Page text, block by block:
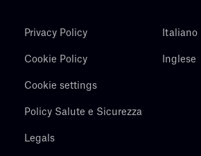
Privacy Policy
Cookie Policy
Cookie settings
Policy Salute e Sicurezza
Legals
Italiano
Inglese